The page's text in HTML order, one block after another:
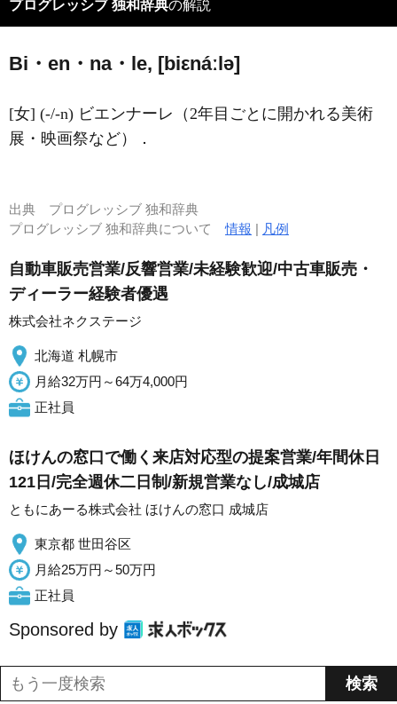
プログレッシブ 独和辞典の解説
Bi・en・na・le, [biεnáːlə]
[女] (-/-n) ビエンナーレ（2年目ごとに開かれる美術
展・映画祭など）．
出典 プログレッシブ 独和辞典
プログレッシブ 独和辞典について情報 | 凡例
自動車販売営業/反響営業/未経験歓迎/中古車販売・
ディーラー経験者優遇
株式会社ネクステージ
北海道 札幌市
月給32万円～64万4,000円
正社員
ほけんの窓口で働く来店対応型の提案営業/年間休日
121日/完全週休二日制/新規営業なし/成城店
ともにあーる株式会社 ほけんの窓口 成城店
東京都 世田谷区
月給25万円～50万円
正社員
Sponsored by